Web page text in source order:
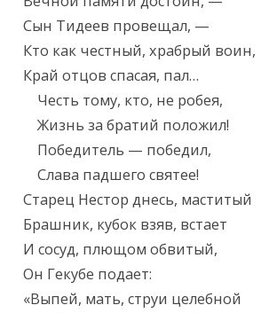
Сын Тидеев провещал, —
Кто как честный, храбрый воин,
Край отцов спасая, пал…
    Жизнь за братий положил!
    Слава падшего святее!
Старец Нестор днесь, маститый
Брашник, кубок взяв, встает
И сосуд, плющом обвитый,
Он Гекубе подает:
«Выпей, мать, струи целебной